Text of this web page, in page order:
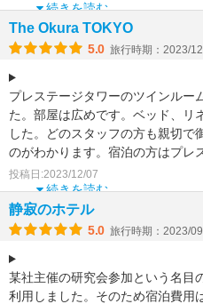
続きを読む
The Okura TOKYO
5.0 旅行時期：2023/12
プレステージタワーのツインルー
た。部屋は広めです。ベッド、リ
した。どのスタッフの方も親切で
のがわかります。宿泊の方はプレ
車寄せを過ぎた先に
続きを読む
投稿日:2023/12/07
静寂のホテル
5.0 旅行時期：2023/09
某社主催の研究会参加という名目
利用しました。そのため宿泊費用